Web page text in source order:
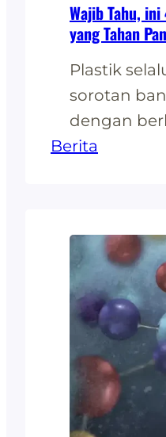
Wajib Tahu,
yang Tahan
Plastik
sorotan
dengan
sudut
yang
bahwa
campuran
gas bumi
bahan
kemudian
plastik
dibentuk
Berita